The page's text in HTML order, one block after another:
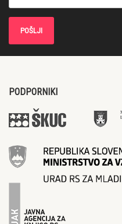
PODPORNIKI